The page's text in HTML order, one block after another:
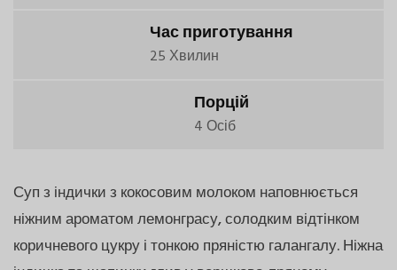
Час приготування
25 Хвилин
Порцій
4 Осіб
Суп з індички з кокосовим молоком наповнюється
ніжним ароматом лемонграсу, солодким відтінком
коричневого цукру і тонкою пряністю галангалу. Ніжна